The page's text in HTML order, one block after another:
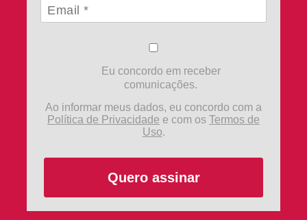
Eu concordo em receber
comunicações.
Ao informar meus dados, eu concordo com a
Política de Privacidade e com os Termos de
Uso.
Quero assinar